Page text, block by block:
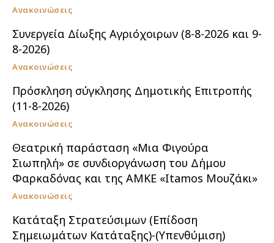
Ανακοινώσεις
Συνεργεία Δίωξης Αγριόχοιρων (8-8-2026 και 9-
8-2026)
Ανακοινώσεις
Πρόσκληση σύγκλησης Δημοτικής Επιτροπής
(11-8-2026)
Ανακοινώσεις
Θεατρική παράσταση «Μια Φιγούρα
Σιωπηλή» σε συνδιοργάνωση του Δήμου
Φαρκαδόνας και της ΑΜΚΕ «Itamos Μουζάκι»
Ανακοινώσεις
Κατάταξη Στρατεύσιμων (Επίδοση
Σημειωμάτων Κατάταξης)-(Υπενθύμιση)